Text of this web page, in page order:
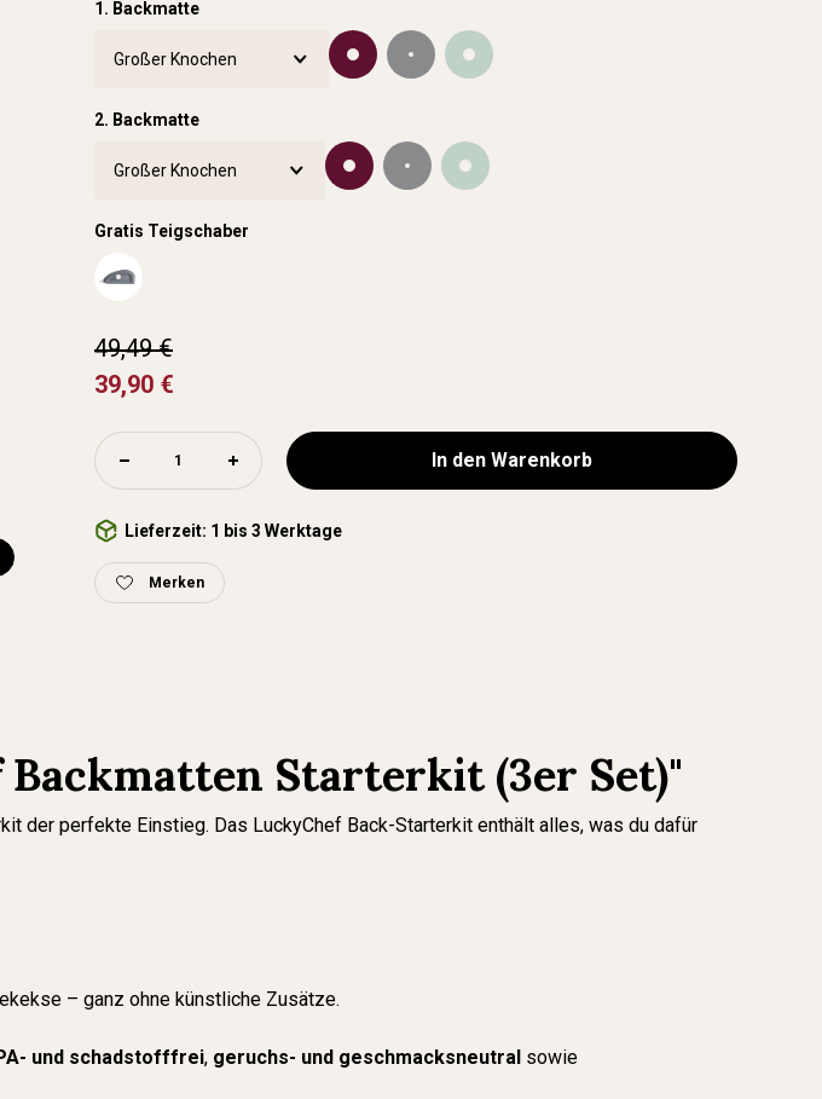
1. Backmatte
2. Backmatte
Gratis Teigschaber
49,49 €
39,90 €
In den Warenkorb
Lieferzeit: 1 bis 3 Werktage
Merken
Starterkit (3er Set)"
der perfekte Einstieg. Das LuckyChef Back-Starterkit enthält alles, was du dafür
– ganz ohne künstliche Zusätze.
und schadstofffrei, geruchs- und geschmacksneutral sowie